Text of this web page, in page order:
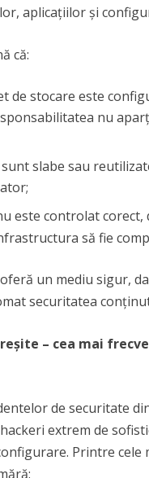
aplicațiilor și
că:
de stocare este
nu
slabe sau
este controlat corect,
să fie
un mediu sigur,
securitatea
– cea mai
de securitate
extrem de
Printre cele